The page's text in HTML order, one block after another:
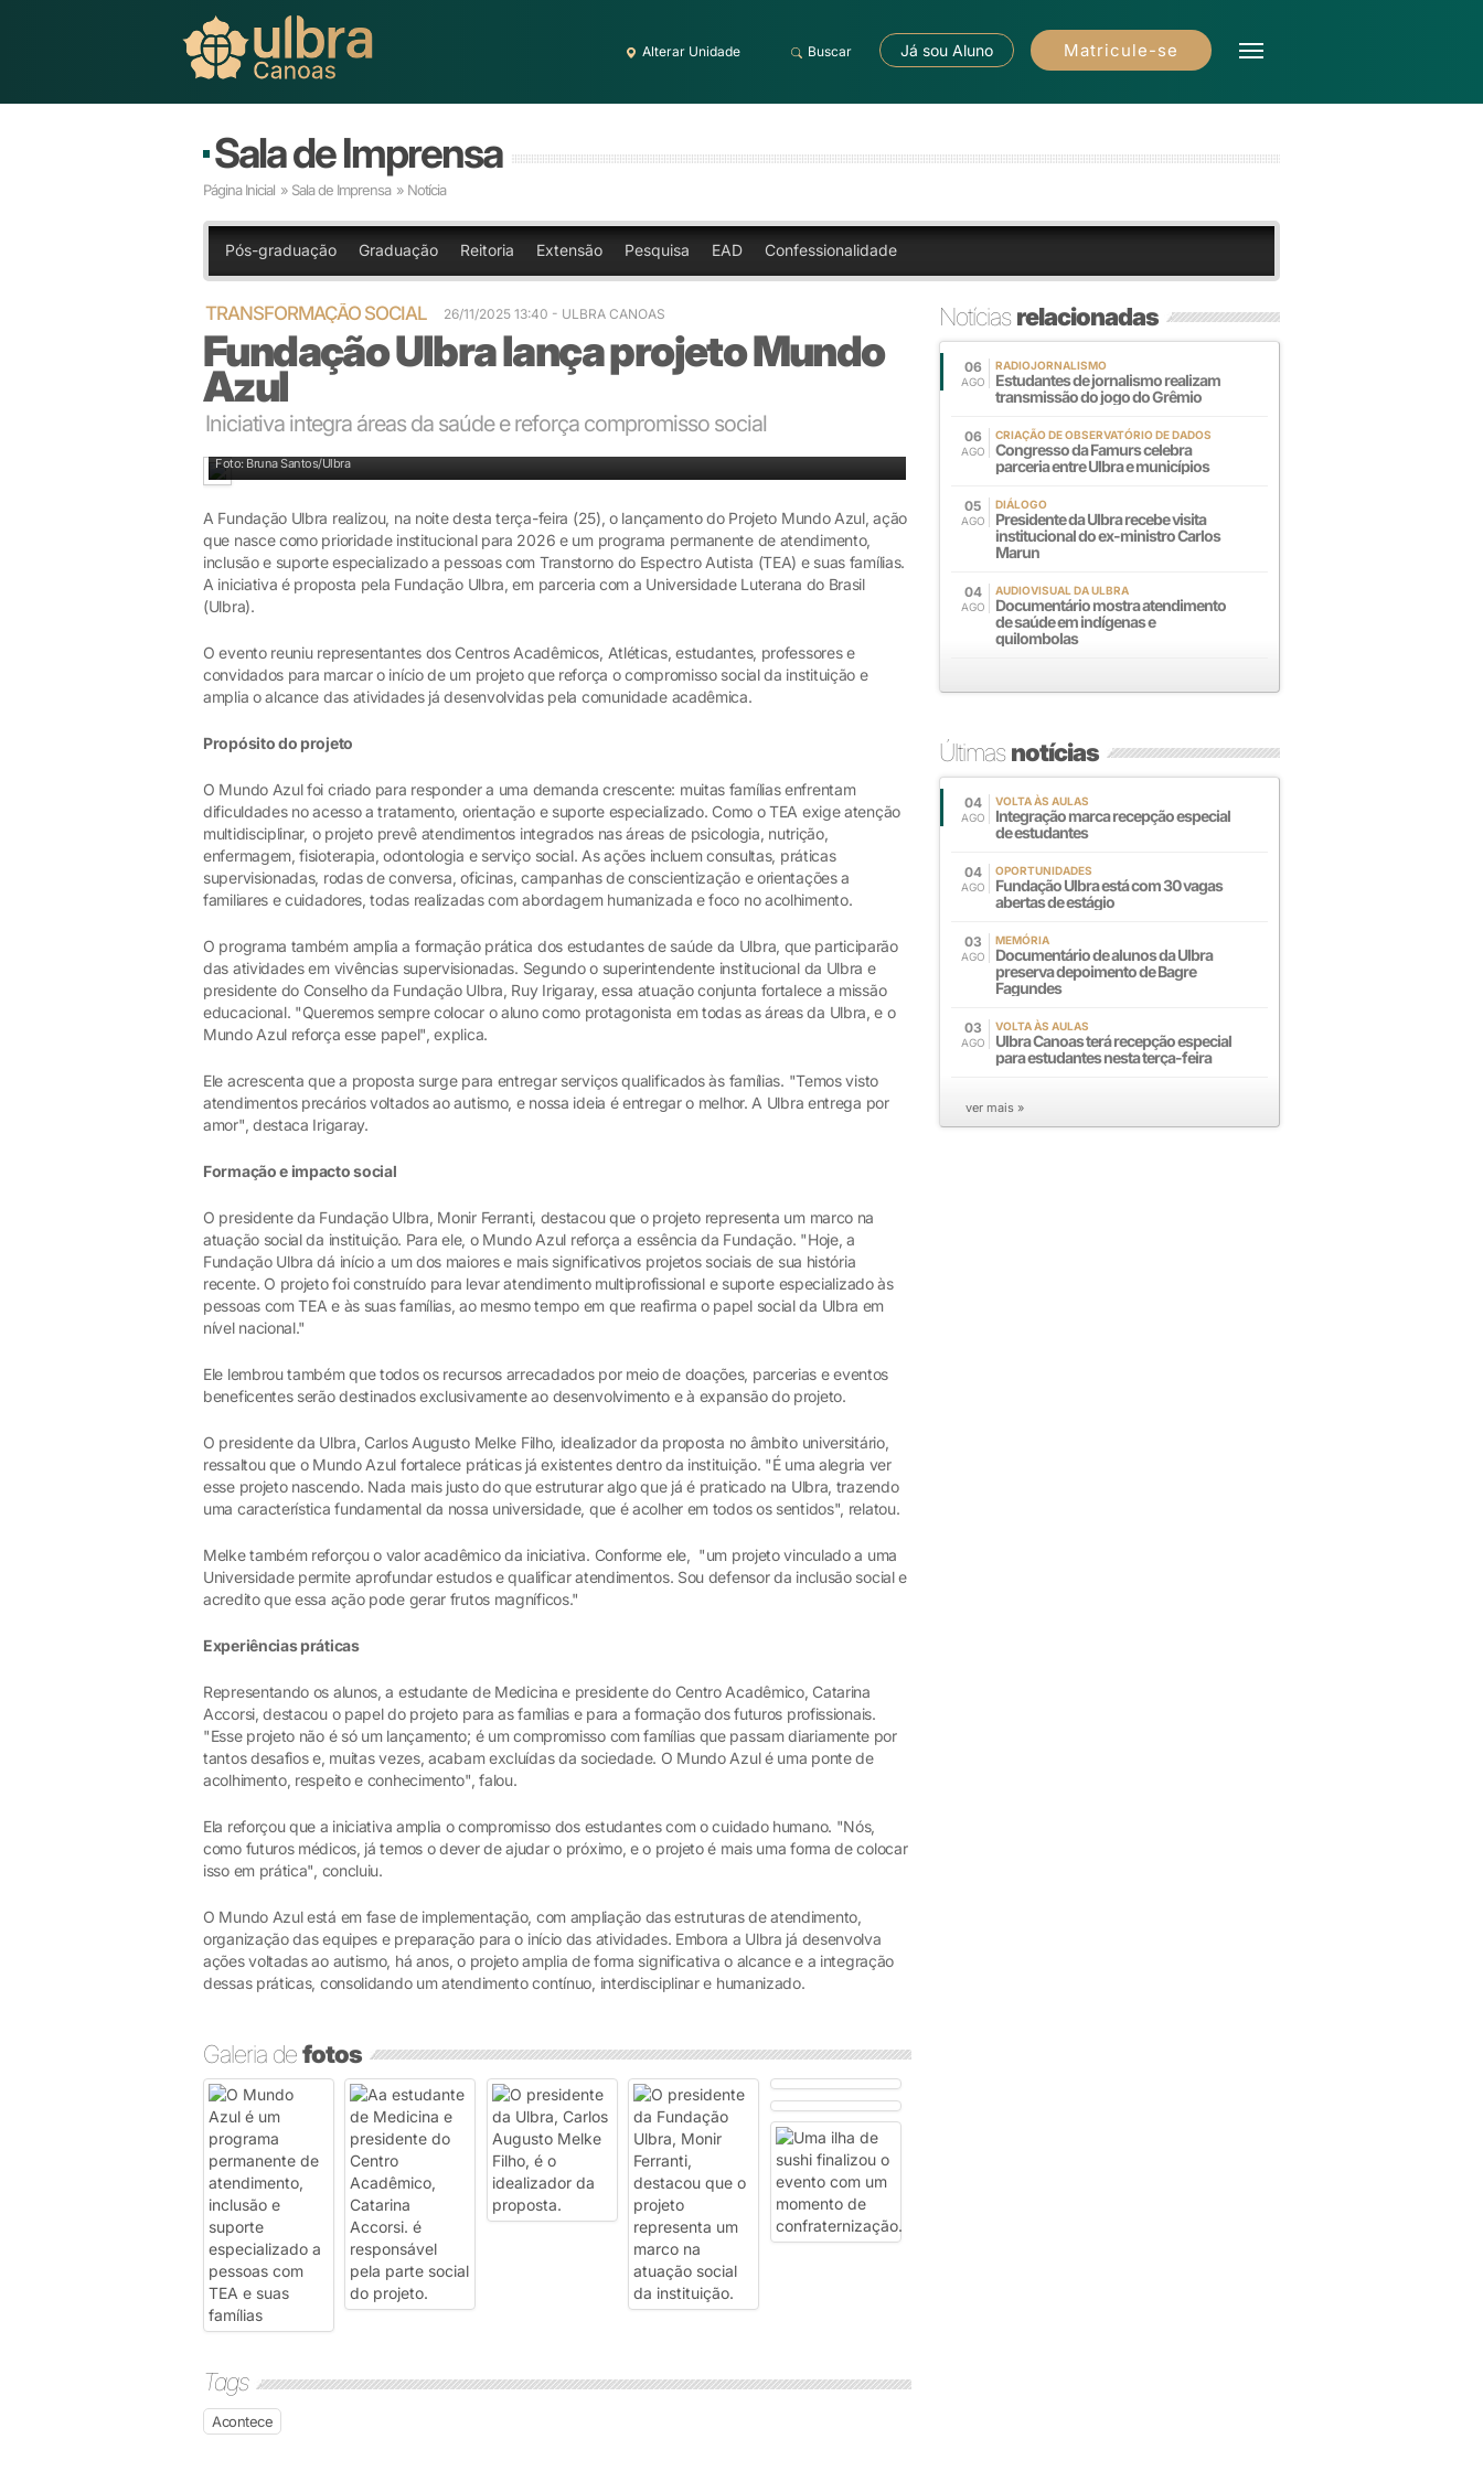
Alterar Unidade Buscar Já sou Aluno Matricule-se
Sala de Imprensa
Página Inicial » Sala de Imprensa » Notícia
Pós-graduação Graduação Reitoria Extensão Pesquisa EAD Confessionalidade
TRANSFORMAÇÃO SOCIAL 26/11/2025 13:40 - ULBRA CANOAS
Fundação Ulbra lança projeto Mundo
Azul
Iniciativa integra áreas da saúde e reforça compromisso social
Foto: Bruna Santos/Ulbra
A Fundação Ulbra realizou, na noite desta terça-feira (25), o lançamento do Projeto Mundo Azul, ação
que nasce como prioridade institucional para 2026 e um programa permanente de atendimento,
inclusão e suporte especializado a pessoas com Transtorno do Espectro Autista (TEA) e suas famílias.
A iniciativa é proposta pela Fundação Ulbra, em parceria com a Universidade Luterana do Brasil
(Ulbra).
O evento reuniu representantes dos Centros Acadêmicos, Atléticas, estudantes, professores e
convidados para marcar o início de um projeto que reforça o compromisso social da instituição e
amplia o alcance das atividades já desenvolvidas pela comunidade acadêmica.
Propósito do projeto
O Mundo Azul foi criado para responder a uma demanda crescente: muitas famílias enfrentam
dificuldades no acesso a tratamento, orientação e suporte especializado. Como o TEA exige atenção
multidisciplinar, o projeto prevê atendimentos integrados nas áreas de psicologia, nutrição,
enfermagem, fisioterapia, odontologia e serviço social. As ações incluem consultas, práticas
supervisionadas, rodas de conversa, oficinas, campanhas de conscientização e orientações a
familiares e cuidadores, todas realizadas com abordagem humanizada e foco no acolhimento.
O programa também amplia a formação prática dos estudantes de saúde da Ulbra, que participarão
das atividades em vivências supervisionadas. Segundo o superintendente institucional da Ulbra e
presidente do Conselho da Fundação Ulbra, Ruy Irigaray, essa atuação conjunta fortalece a missão
educacional. "Queremos sempre colocar o aluno como protagonista em todas as áreas da Ulbra, e o
Mundo Azul reforça esse papel", explica.
Ele acrescenta que a proposta surge para entregar serviços qualificados às famílias. "Temos visto
atendimentos precários voltados ao autismo, e nossa ideia é entregar o melhor. A Ulbra entrega por
amor", destaca Irigaray.
Formação e impacto social
O presidente da Fundação Ulbra, Monir Ferranti, destacou que o projeto representa um marco na
atuação social da instituição. Para ele, o Mundo Azul reforça a essência da Fundação. "Hoje, a
Fundação Ulbra dá início a um dos maiores e mais significativos projetos sociais de sua história
recente. O projeto foi construído para levar atendimento multiprofissional e suporte especializado às
pessoas com TEA e às suas famílias, ao mesmo tempo em que reafirma o papel social da Ulbra em
nível nacional."
Ele lembrou também que todos os recursos arrecadados por meio de doações, parcerias e eventos
beneficentes serão destinados exclusivamente ao desenvolvimento e à expansão do projeto.
O presidente da Ulbra, Carlos Augusto Melke Filho, idealizador da proposta no âmbito universitário,
ressaltou que o Mundo Azul fortalece práticas já existentes dentro da instituição. "É uma alegria ver
esse projeto nascendo. Nada mais justo do que estruturar algo que já é praticado na Ulbra, trazendo
uma característica fundamental da nossa universidade, que é acolher em todos os sentidos", relatou.
Melke também reforçou o valor acadêmico da iniciativa. Conforme ele, "um projeto vinculado a uma
Universidade permite aprofundar estudos e qualificar atendimentos. Sou defensor da inclusão social e
acredito que essa ação pode gerar frutos magníficos."
Experiências práticas
Representando os alunos, a estudante de Medicina e presidente do Centro Acadêmico, Catarina
Accorsi, destacou o papel do projeto para as famílias e para a formação dos futuros profissionais.
"Esse projeto não é só um lançamento; é um compromisso com famílias que passam diariamente por
tantos desafios e, muitas vezes, acabam excluídas da sociedade. O Mundo Azul é uma ponte de
acolhimento, respeito e conhecimento", falou.
Ela reforçou que a iniciativa amplia o compromisso dos estudantes com o cuidado humano. "Nós,
como futuros médicos, já temos o dever de ajudar o próximo, e o projeto é mais uma forma de colocar
isso em prática", concluiu.
O Mundo Azul está em fase de implementação, com ampliação das estruturas de atendimento,
organização das equipes e preparação para o início das atividades. Embora a Ulbra já desenvolva
ações voltadas ao autismo, há anos, o projeto amplia de forma significativa o alcance e a integração
dessas práticas, consolidando um atendimento contínuo, interdisciplinar e humanizado.
Galeria defotos
Tags
Acontece
Notíciasrelacionadas
06
AGO
RADIOJORNALISMO
Estudantes de jornalismo realizam
transmissão do jogo do Grêmio
06
AGO
CRIAÇÃO DE OBSERVATÓRIO DE DADOS
Congresso da Famurs celebra
parceria entre Ulbra e municípios
05
AGO
DIÁLOGO
Presidente da Ulbra recebe visita
institucional do ex-ministro Carlos
Marun
04
AGO
AUDIOVISUAL DA ULBRA
Documentário mostra atendimento
de saúde em indígenas e
quilombolas
Últimasnotícias
04
AGO
VOLTA ÀS AULAS
Integração marca recepção especial
de estudantes
04
AGO
OPORTUNIDADES
Fundação Ulbra está com 30 vagas
abertas de estágio
03
AGO
MEMÓRIA
Documentário de alunos da Ulbra
preserva depoimento de Bagre
Fagundes
03
AGO
VOLTA ÀS AULAS
Ulbra Canoas terá recepção especial
para estudantes nesta terça-feira
ver mais »